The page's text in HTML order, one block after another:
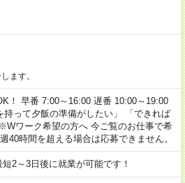
ます。
！ 早番 7:00～16:00 遅番 10:00～19:00
って夕飯の準備がしたい」 「できれば
ワーク希望の方へ 今ご覧のお仕事で希
40時間を超える場合は応募できません。
2～3日後に就業が可能です！